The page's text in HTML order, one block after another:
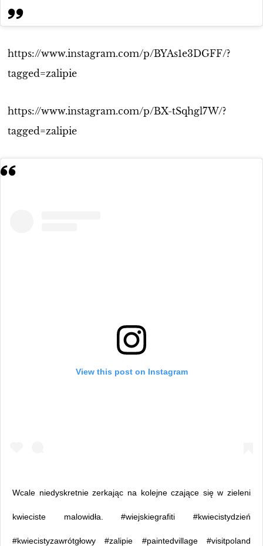
https://www.instagram.com/p/BYAs1e3DGFF/?
tagged=zalipie
https://www.instagram.com/p/BX-tSqhgl7W/?
tagged=zalipie
View this post on Instagram
Wcale niedyskretnie zerkając na kolejne czające się w zieleni
kwieciste malowidła. #wiejskiegrafiti #kwiecistydzień
#kwiecistyzawrótgłowy #zalipie #paintedvillage #visitpoland